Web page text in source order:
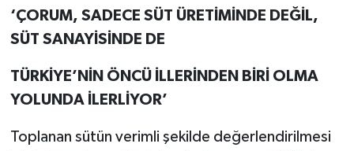
‘ÇORUM, SADECE SÜT ÜRETİMİNDE DEĞİL,
SÜT SANAYİSİNDE DE
TÜRKİYE’NİN ÖNCÜ İLLERİNDEN BİRİ OLMA
YOLUNDA İLERLİYOR’
Toplanan sütün verimli şekilde değerlendirilmesi